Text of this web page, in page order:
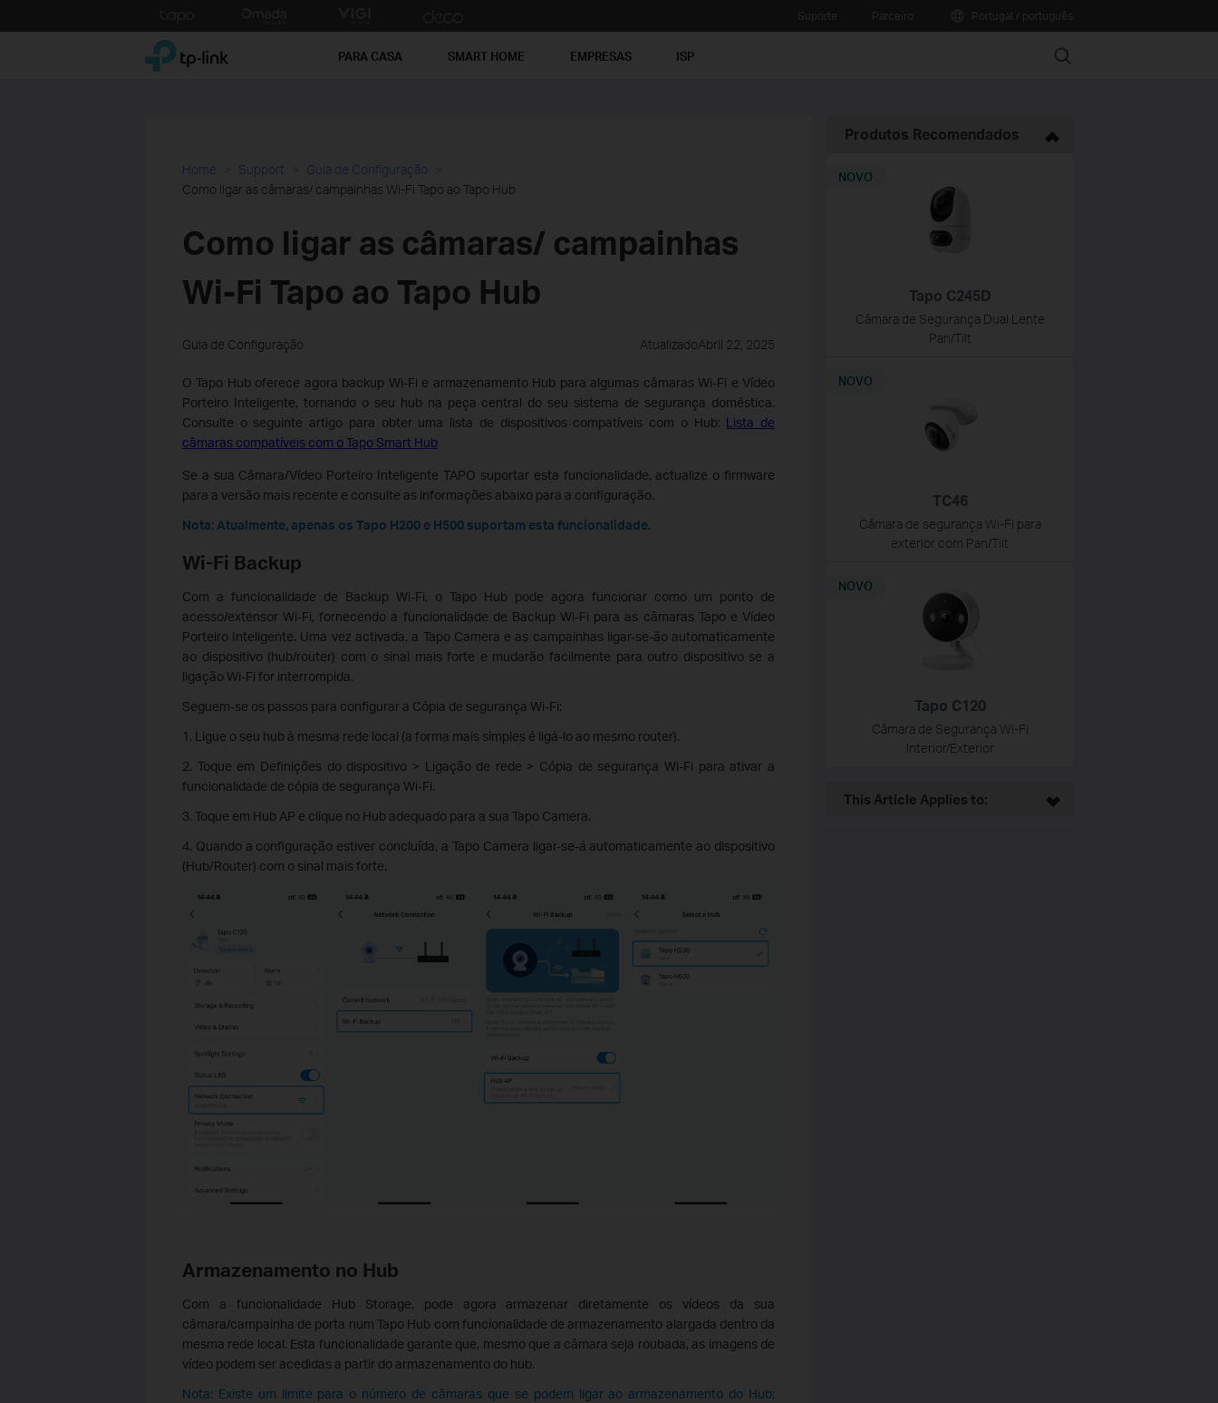
to
TP-Link, Reliably Smart PARA CASA SMART HOME EMPRESAS ISP Search
Home Support
Guia de Configuração
Como ligar as câmaras/ campainhas Wi-Fi Tapo ao Tapo Hub
Como ligar as câmaras/ campainhas
Wi-Fi Tapo ao Tapo Hub
Guia de Configuração AtualizadoAbril 22, 2025
O Tapo Hub oferece agora backup Wi-Fi e armazenamento Hub para algumas câmaras Wi-Fi e Vídeo
Porteiro Inteligente, tornando o seu hub na peça central do seu sistema de segurança doméstica.
Consulte o seguinte artigo para obter uma lista de dispositivos compatíveis com o Hub: Lista de
câmaras compatíveis com o Tapo Smart Hub
Se a sua Câmara/Vídeo Porteiro Inteligente TAPO suportar esta funcionalidade, actualize o firmware
para a versão mais recente e consulte as informações abaixo para a configuração.
Nota: Atualmente, apenas os Tapo H200 e H500 suportam esta funcionalidade.
Wi-Fi Backup
Com a funcionalidade de Backup Wi-Fi, o Tapo Hub pode agora funcionar como um ponto de
acesso/extensor Wi-Fi, fornecendo a funcionalidade de Backup Wi-Fi para as câmaras Tapo e Vídeo
Porteiro Inteligente. Uma vez activada, a Tapo Camera e as campainhas ligar-se-ão automaticamente
ao dispositivo (hub/router) com o sinal mais forte e mudarão facilmente para outro dispositivo se a
ligação Wi-Fi for interrompida.
Seguem-se os passos para configurar a Cópia de segurança Wi-Fi:
1. Ligue o seu hub à mesma rede local (a forma mais simples é ligá-lo ao mesmo router).
2. Toque em Definições do dispositivo > Ligação de rede > Cópia de segurança Wi-Fi para ativar a
funcionalidade de cópia de segurança Wi-Fi.
3. Toque em Hub AP e clique no Hub adequado para a sua Tapo Camera.
4. Quando a configuração estiver concluída, a Tapo Camera ligar-se-á automaticamente ao dispositivo
(Hub/Router) com o sinal mais forte.
Armazenamento no Hub
Com a funcionalidade Hub Storage, pode agora armazenar diretamente os vídeos da sua
câmara/campainha de porta num Tapo Hub com funcionalidade de armazenamento alargada dentro da
mesma rede local. Esta funcionalidade garante que, mesmo que a câmara seja roubada, as imagens de
vídeo podem ser acedidas a partir do armazenamento do hub.
Nota: Existe um limite para o número de câmaras que se podem ligar ao armazenamento do Hub;
Produtos Recomendados
Tapo C245D
Câmara de Segurança Dual Lente
Pan/Tilt
NOVO
TC46
Câmara de segurança Wi-Fi para
exterior com Pan/Tilt
NOVO
Tapo C120
Câmara de Segurança Wi-Fi
Interior/Exterior
NOVO
This Article Applies to: